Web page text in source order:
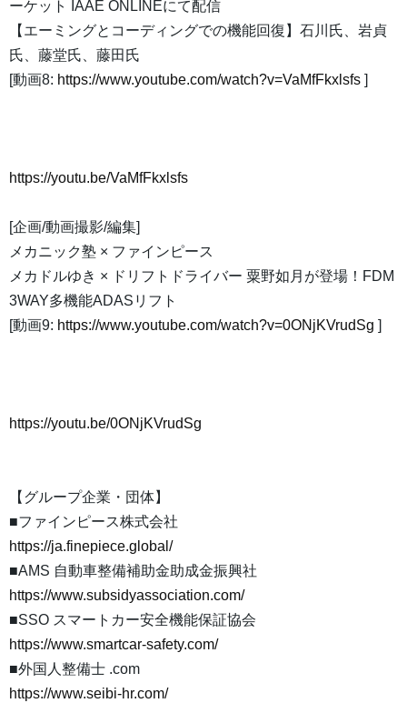
ーケット IAAE ONLINEにて配信
【エーミングとコーディングでの機能回復】石川氏、岩貞
氏、藤堂氏、藤田氏
[動画8: https://www.youtube.com/watch?v=VaMfFkxlsfs ]
https://youtu.be/VaMfFkxlsfs
[企画/動画撮影/編集]
メカニック塾 × ファインピース
メカドルゆき × ドリフトドライバー 粟野如月が登場！FDM
3WAY多機能ADASリフト
[動画9: https://www.youtube.com/watch?v=0ONjKVrudSg ]
https://youtu.be/0ONjKVrudSg
【グループ企業・団体】
■ファインピース株式会社
https://ja.finepiece.global/
■AMS 自動車整備補助金助成金振興社
https://www.subsidyassociation.com/
■SSO スマートカー安全機能保証協会
https://www.smartcar-safety.com/
■外国人整備士 .com
https://www.seibi-hr.com/